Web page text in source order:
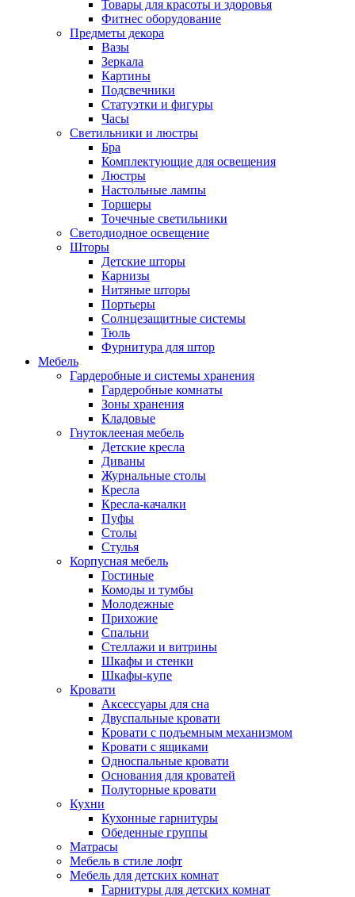
Товары для красоты и здоровья
Фитнес оборудование
Предметы декора
Вазы
Зеркала
Картины
Подсвечники
Статуэтки и фигуры
Часы
Светильники и люстры
Бра
Комплектующие для освещения
Люстры
Настольные лампы
Торшеры
Точечные светильники
Светодиодное освещение
Шторы
Детские шторы
Карнизы
Нитяные шторы
Портьеры
Солнцезащитные системы
Тюль
Фурнитура для штор
Мебель
Гардеробные и системы хранения
Гардеробные комнаты
Зоны хранения
Кладовые
Гнутоклееная мебель
Детские кресла
Диваны
Журнальные столы
Кресла
Кресла-качалки
Пуфы
Столы
Стулья
Корпусная мебель
Гостиные
Комоды и тумбы
Молодежные
Прихожие
Спальни
Стеллажи и витрины
Шкафы и стенки
Шкафы-купе
Кровати
Аксессуары для сна
Двуспальные кровати
Кровати с подъемным механизмом
Кровати с ящиками
Односпальные кровати
Основания для кроватей
Полуторные кровати
Кухни
Кухонные гарнитуры
Обеденные группы
Матрасы
Мебель в стиле лофт
Мебель для детских комнат
Гарнитуры для детских комнат